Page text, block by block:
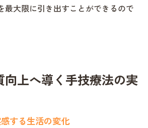
最大限に引き出すことができるので
向上へ導く手技療法の実
する生活の変化